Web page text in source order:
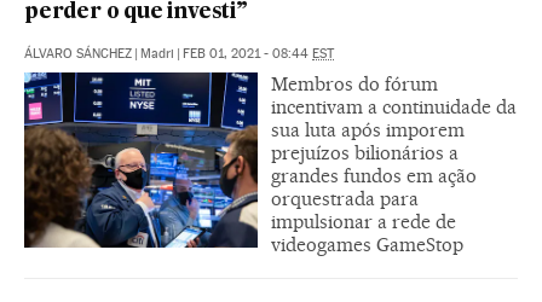
perder o que investi”
ÁLVARO SÁNCHEZ | Madri | FEB 01, 2021 - 08:44 EST
Membros do fórum
incentivam a continuidade da
sua luta após imporem
prejuízos bilionários a
grandes fundos em ação
orquestrada para
impulsionar a rede de
videogames GameStop